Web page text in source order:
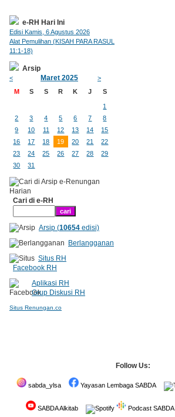
e-RH Hari Ini
Edisi Kamis, 6 Agustus 2026
Alat Pemulihan (KISAH PARA RASUL
11:1-18)
Arsip
< Maret 2025
>
M
S S R K J S
1
2
3 4 5 6 7
8
9
10 11 12 13 14
15
16
17 18 19 20 21
22
23
24 25 26 27 28
29
30
31
Cari di e-RH
Arsip (10654edisi)
Berlangganan
Situs RH
Facebook RH
Aplikasi RH
Grup Diskusi RH
Situs Renungan.co
Follow Us:
sabda_ylsa Yayasan Lembaga SABDA
SABDA Alkitab Podcast SABDA